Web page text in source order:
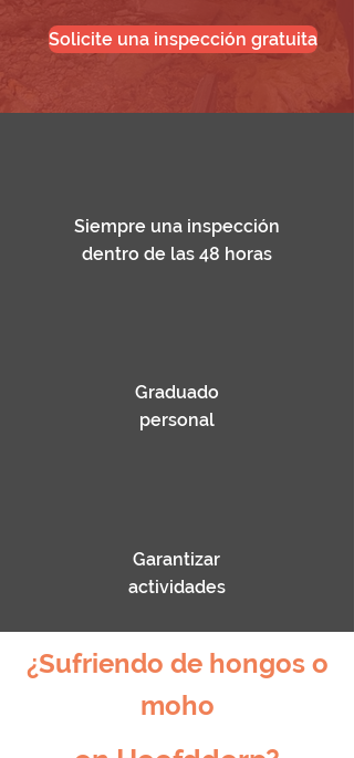
Solicite una inspección gratuita
Siempre una inspección
dentro de las 48 horas
Graduado
personal
Garantizar
actividades
¿Sufriendo de hongos o
moho